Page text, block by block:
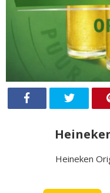
Heineken